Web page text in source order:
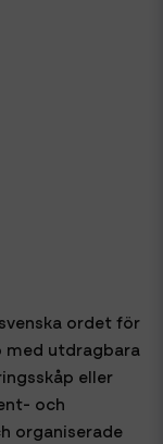
ordet för
med utdragbara
eller
och
organiserade